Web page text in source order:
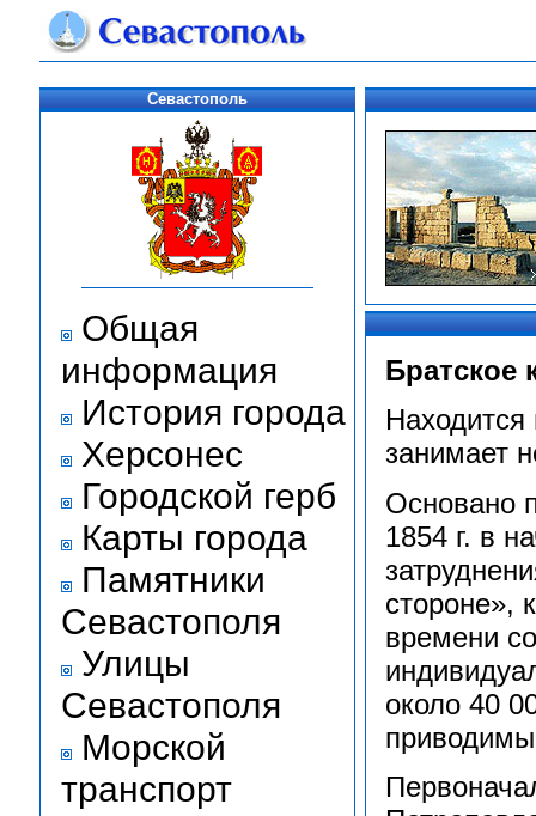
Севастополь
Общая
информация
История города
Херсонес
Городской герб
Карты города
Памятники
Севастополя
Улицы
Севастополя
Морской
транспорт
Братское
занимает
Основано
1854 г. в
стороне»,
времени
около 40